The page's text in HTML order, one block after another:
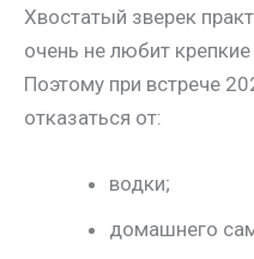
Хвостатый зверек
очень не любит
Поэтому при встрече
отказаться от:
водки;
домашнего